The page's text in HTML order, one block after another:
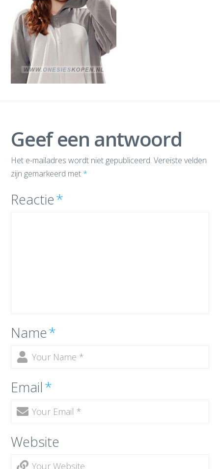
Geef een antwoord
Het e-mailadres wordt niet gepubliceerd. Vereiste velden
zijn gemarkeerd met *
Reactie*
Name*
Email*
Website